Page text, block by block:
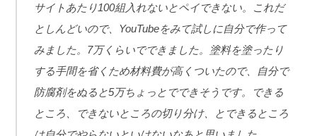
サイトあたり100組入れないとペイできない。 これだ
としんどいので、YouTubeをみて試しに自分で作って
みました。 7万くらいでできました。塗料を塗ったり
する手間を省くため材料費が高くついたので、自分で
防腐剤をぬると5万ちょっとでできそうです。
できる
ところ、できないところの切り分け、とできるところ